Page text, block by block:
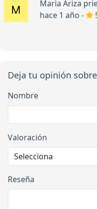
Maria Ariza
hace 1 año -
Deja tu opinión
Nombre
Valoración
Reseña